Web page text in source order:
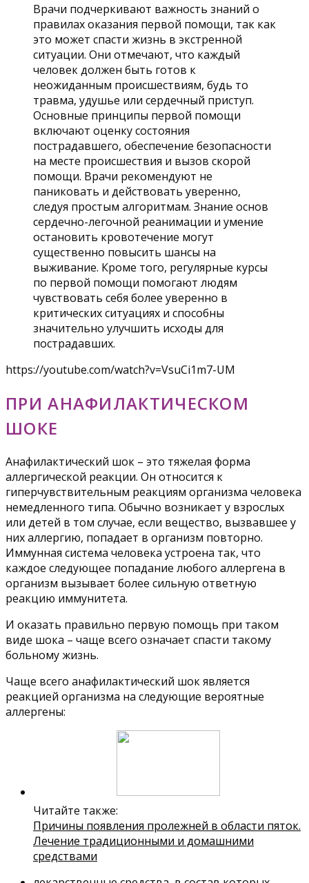
Врачи подчеркивают важность знаний о
правилах оказания первой помощи, так как
это может спасти жизнь в экстренной
ситуации. Они отмечают, что каждый
человек должен быть готов к
неожиданным происшествиям, будь то
травма, удушье или сердечный приступ.
Основные принципы первой помощи
включают оценку состояния
пострадавшего, обеспечение безопасности
на месте происшествия и вызов скорой
помощи. Врачи рекомендуют не
паниковать и действовать уверенно,
следуя простым алгоритмам. Знание основ
сердечно-легочной реанимации и умение
остановить кровотечение могут
существенно повысить шансы на
выживание. Кроме того, регулярные курсы
по первой помощи помогают людям
чувствовать себя более уверенно в
критических ситуациях и способны
значительно улучшить исходы для
пострадавших.
https://youtube.com/watch?v=VsuCi1m7-UM
ПРИ АНАФИЛАКТИЧЕСКОМ
ШОКЕ
Анафилактический шок – это тяжелая форма
аллергической реакции. Он относится к
гиперчувствительным реакциям организма человека
немедленного типа. Обычно возникает у взрослых
или детей в том случае, если вещество, вызвавшее у
них аллергию, попадает в организм повторно.
Иммунная система человека устроена так, что
каждое следующее попадание любого аллергена в
организм вызывает более сильную ответную
реакцию иммунитета.
И оказать правильно первую помощь при таком
виде шока – чаще всего означает спасти такому
больному жизнь.
Чаще всего анафилактический шок является
реакцией организма на следующие вероятные
аллергены:
Читайте также:
Причины появления пролежней в области пяток.
Лечение традиционными и домашними
средствами